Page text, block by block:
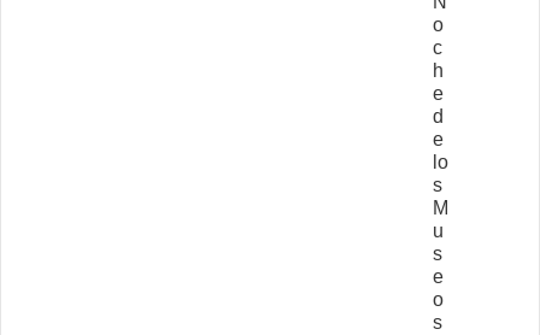
o
c
h
e
d
e
lo
s
M
u
s
e
o
s